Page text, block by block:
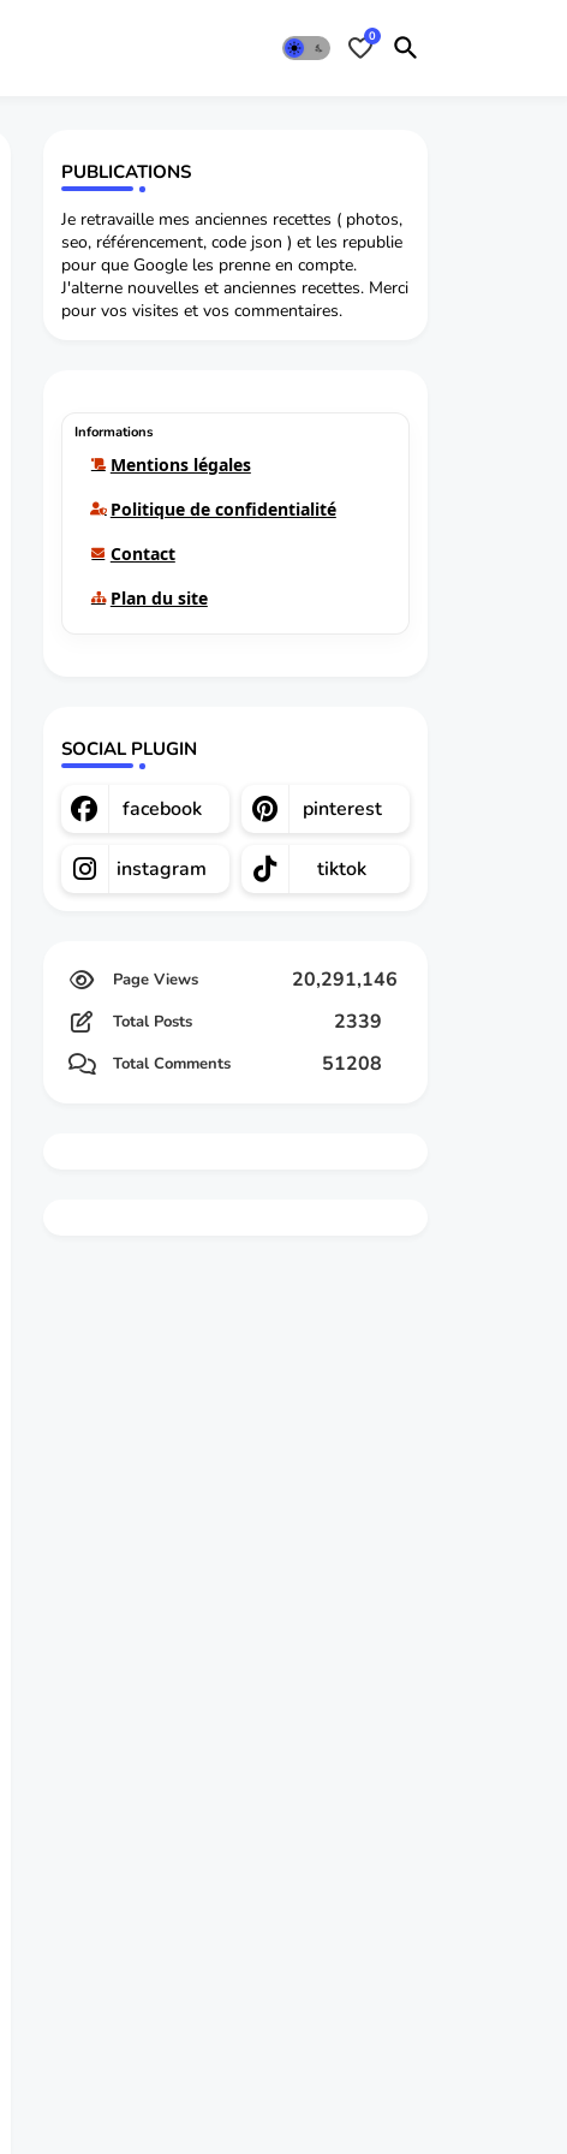
0
PUBLICATIONS
Je retravaille mes anciennes recettes ( photos,
seo, référencement, code json ) et les republie
pour que Google les prenne en compte.
J'alterne nouvelles et anciennes recettes. Merci
pour vos visites et vos commentaires.
Informations
Mentions légales
Politique de confidentialité
Contact
Plan du site
SOCIAL PLUGIN
facebook pinterest
instagram tiktok
20,291,146
Total Posts 2339
Total Comments 51208